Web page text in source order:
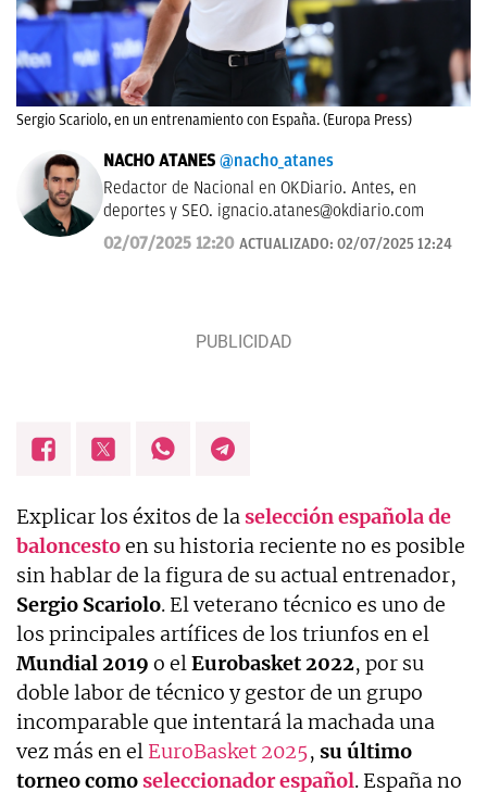
Sergio Scariolo, en un entrenamiento con España. (Europa Press)
NACHO ATANES @nacho_atanes
Redactor de Nacional en OKDiario. Antes, en
deportes y SEO. ignacio.atanes@okdiario.com
02/07/2025 12:20 ACTUALIZADO: 02/07/2025 12:24
Explicar los éxitos de la selección española de
baloncestoen su historia reciente no es posible
sin hablar de la figura de su actual entrenador,
Sergio Scariolo. El veterano técnico es uno de
los principales artífices de los triunfos en el
Mundial 2019 o elEurobasket 2022, por su
doble labor de técnico y gestor de un grupo
incomparable que intentará la machada una
vez más en el EuroBasket 2025, su último
torneo como seleccionador español. España no